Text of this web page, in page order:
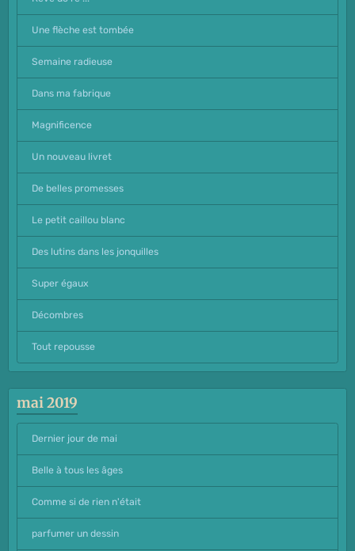
Une flèche est tombée
Semaine radieuse
Dans ma fabrique
Magnificence
Un nouveau livret
De belles promesses
Le petit caillou blanc
Des lutins dans les jonquilles
Super égaux
Décombres
Tout repousse
mai 2019
Dernier jour de mai
Belle à tous les âges
Comme si de rien n'était
parfumer un dessin